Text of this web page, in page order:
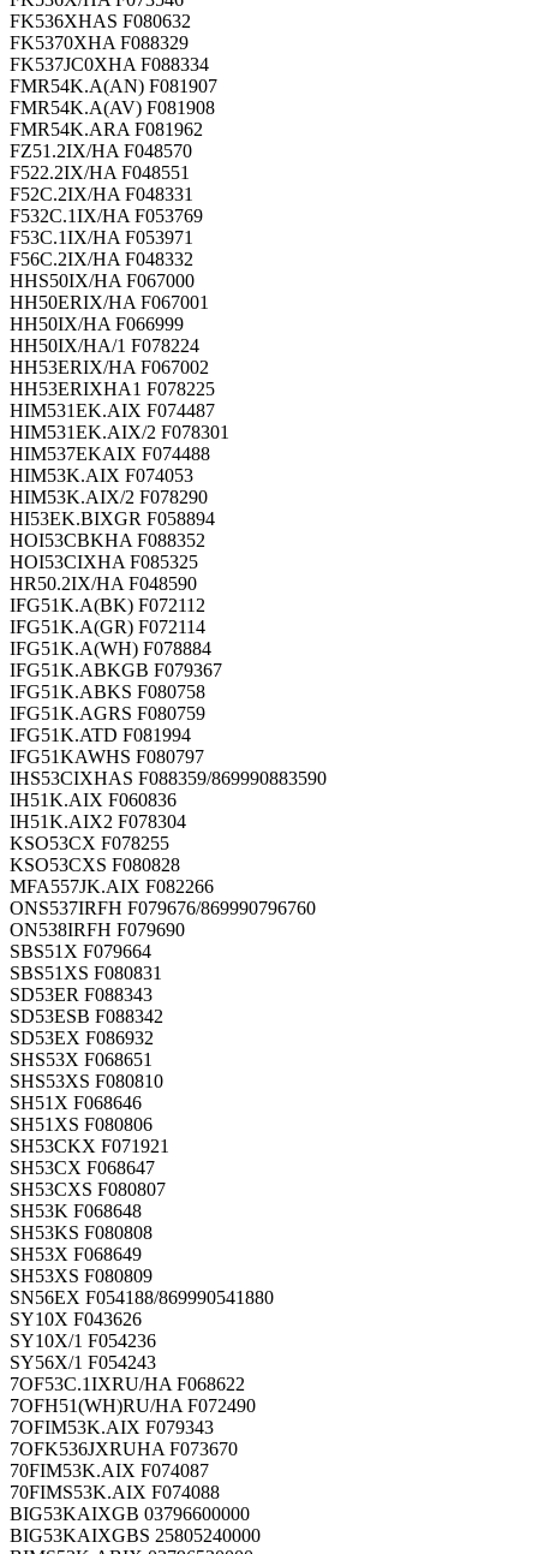
FK536XHAS F080632
FK5370XHA F088329
FK537JC0XHA F088334
FMR54K.A(AN) F081907
FMR54K.A(AV) F081908
FMR54K.ARA F081962
FZ51.2IX/HA F048570
F522.2IX/HA F048551
F52C.2IX/HA F048331
F532C.1IX/HA F053769
F53C.1IX/HA F053971
F56C.2IX/HA F048332
HHS50IX/HA F067000
HH50ERIX/HA F067001
HH50IX/HA F066999
HH50IX/HA/1 F078224
HH53ERIX/HA F067002
HH53ERIXHA1 F078225
HIM531EK.AIX F074487
HIM531EK.AIX/2 F078301
HIM537EKAIX F074488
HIM53K.AIX F074053
HIM53K.AIX/2 F078290
HI53EK.BIXGR F058894
HOI53CBKHA F088352
HOI53CIXHA F085325
HR50.2IX/HA F048590
IFG51K.A(BK) F072112
IFG51K.A(GR) F072114
IFG51K.A(WH) F078884
IFG51K.ABKGB F079367
IFG51K.ABKS F080758
IFG51K.AGRS F080759
IFG51K.ATD F081994
IFG51KAWHS F080797
IHS53CIXHAS F088359/869990883590
IH51K.AIX F060836
IH51K.AIX2 F078304
KSO53CX F078255
KSO53CXS F080828
MFA557JK.AIX F082266
ONS537IRFH F079676/869990796760
ON538IRFH F079690
SBS51X F079664
SBS51XS F080831
SD53ER F088343
SD53ESB F088342
SD53EX F086932
SHS53X F068651
SHS53XS F080810
SH51X F068646
SH51XS F080806
SH53CKX F071921
SH53CX F068647
SH53CXS F080807
SH53K F068648
SH53KS F080808
SH53X F068649
SH53XS F080809
SN56EX F054188/869990541880
SY10X F043626
SY10X/1 F054236
SY56X/1 F054243
7OF53C.1IXRU/HA F068622
7OFH51(WH)RU/HA F072490
7OFIM53K.AIX F079343
7OFK536JXRUHA F073670
70FIM53K.AIX F074087
70FIMS53K.AIX F074088
BIG53KAIXGB 03796600000
BIG53KAIXGBS 25805240000